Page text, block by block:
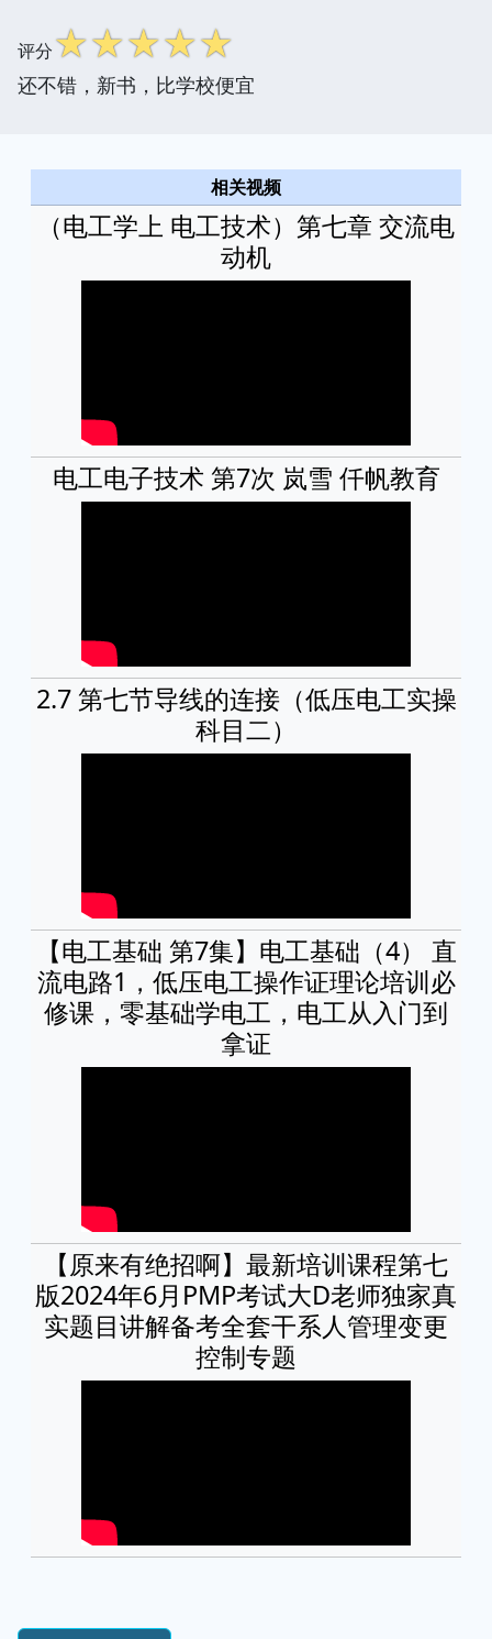
评分☆☆☆☆☆
还不错，新书，比学校便宜
相关视频
（电工学上 电工技术）第七章 交流电
动机
电工电子技术 第7次 岚雪 仟帆教育
2.7 第七节导线的连接（低压电工实操
科目二）
【电工基础 第7集】电工基础（4） 直
流电路1，低压电工操作证理论培训必
修课，零基础学电工，电工从入门到
拿证
【原来有绝招啊】最新培训课程第七
版2024年6月PMP考试大D老师独家真
实题目讲解备考全套干系人管理变更
控制专题